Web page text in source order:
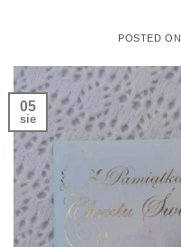
POSTED ON
05
sie